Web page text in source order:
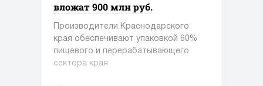
вложат 900 млн руб.
Производители Краснодарского
края обеспечивают упаковкой 60%
пищевого и перерабатывающего
сектора края